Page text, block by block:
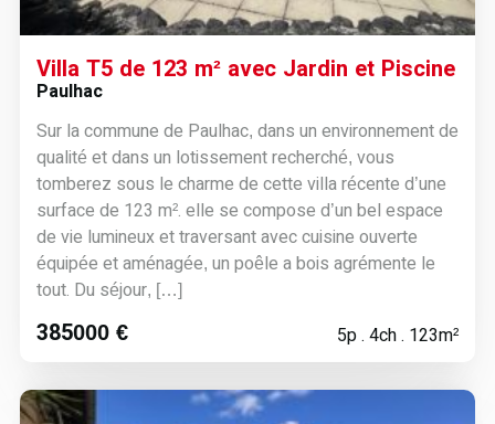
Villa T5 de 123 m² avec Jardin et Piscine
Paulhac
Sur la commune de Paulhac, dans un environnement de
qualité et dans un lotissement recherché, vous
tomberez sous le charme de cette villa récente d’une
surface de 123 m². elle se compose d’un bel espace
de vie lumineux et traversant avec cuisine ouverte
équipée et aménagée, un poêle a bois agrémente le
tout. Du séjour, […]
385000 € 5p . 4ch . 123m²